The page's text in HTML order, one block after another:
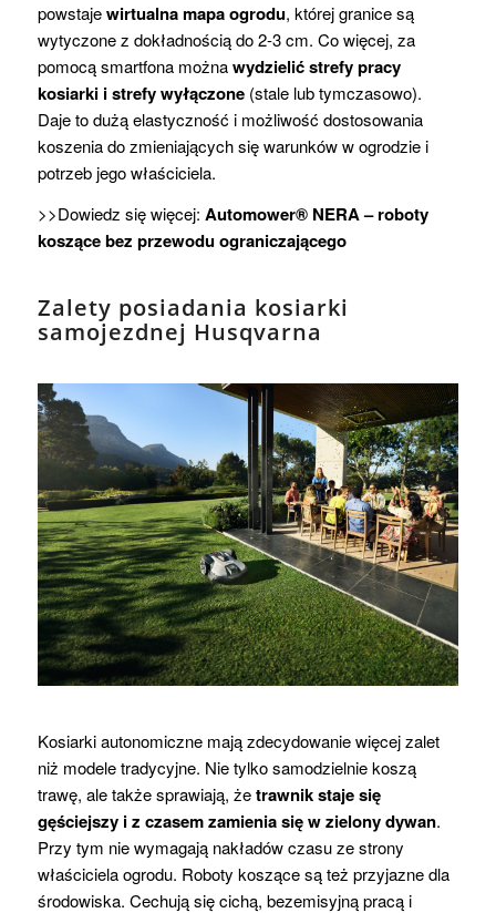
powstajewirtualna mapa ogrodu, której granice są
wytyczone z dokładnością do 2-3 cm. Co więcej, za
pomocą smartfona możnawydzielić strefy pracy
kosiarki i strefy wyłączone(stale lub tymczasowo).
Daje to dużą elastyczność i możliwość dostosowania
koszenia do zmieniających się warunków w ogrodzie i
potrzeb jego właściciela.
>>Dowiedz się więcej: Automower® NERA – roboty
koszące bez przewodu ograniczającego
Zalety posiadania kosiarki
samojezdnej Husqvarna
Kosiarki autonomiczne mają zdecydowanie więcej zalet
niż modele tradycyjne. Nie tylko samodzielnie koszą
trawę, ale także sprawiają, żetrawnik staje się
gęściejszy i z czasem zamienia się w zielony dywan.
Przy tym nie wymagają nakładów czasu ze strony
właściciela ogrodu. Roboty koszące są też przyjazne dla
środowiska. Cechują się cichą, bezemisyjną pracą i